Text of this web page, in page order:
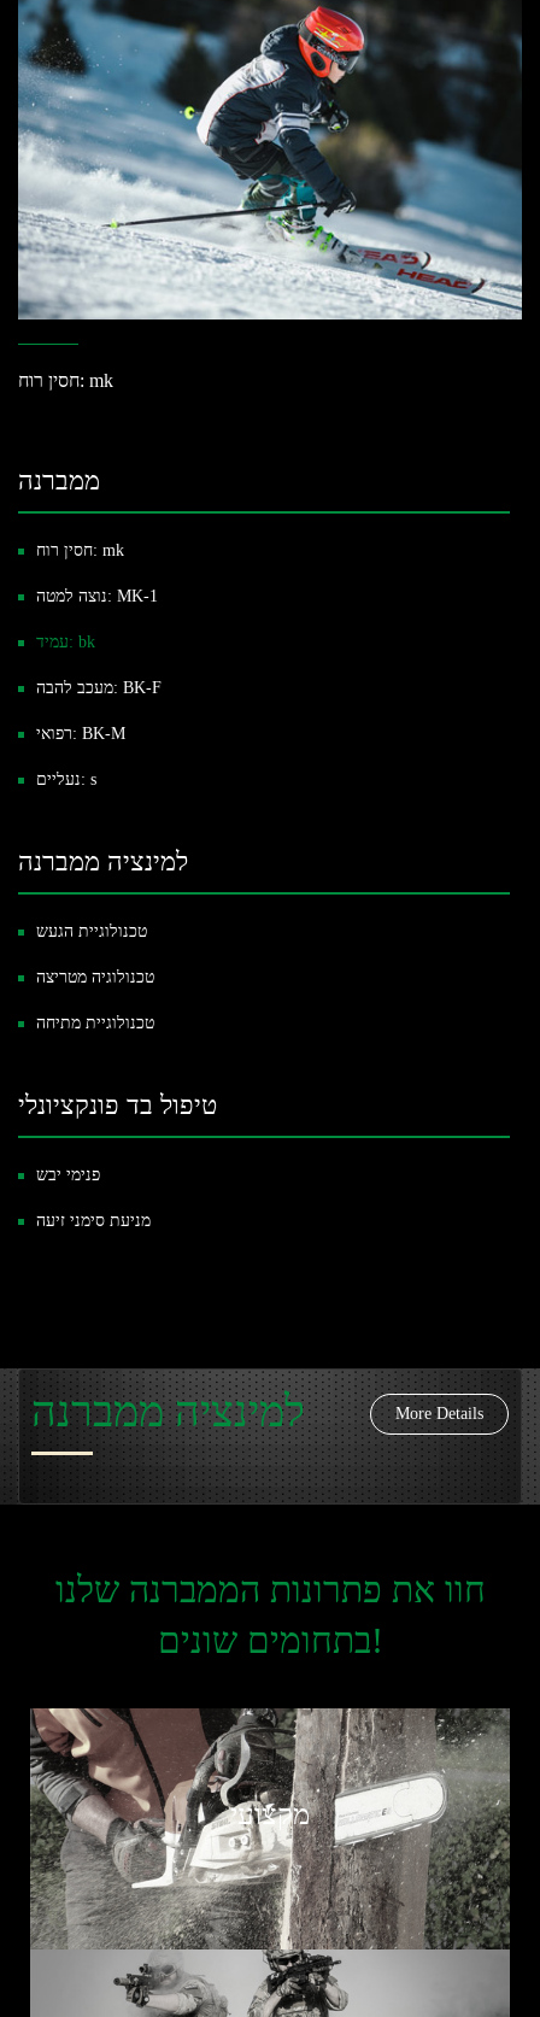
חסין רוח: mk
ממברנה
חסין רוח: mk
נוצה למטה: MK-1
עמיד: bk
מעכב להבה: BK-F
רפואי: BK-M
נעליים: s
למינציה ממברנה
טכנולוגיית הגעש
טכנולוגיה מטריצה
טכנולוגיית מתיחה
טיפול בד פונקציונלי
פנימי יבש
מניעת סימני זיעה
למינציה ממברנה More Details
חוו את פתרונות הממברנה שלנו
בתחומים שונים!
מקצועי